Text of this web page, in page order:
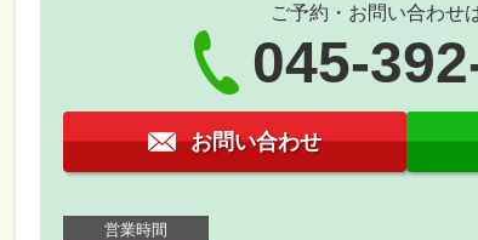
ご予約・お問い合わせ
045-
お問い合わせ
営業時間